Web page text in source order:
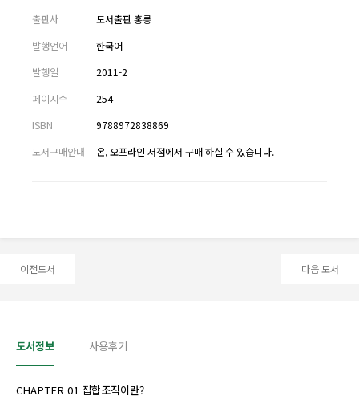
출판사
도서출판 홍릉
발행언어
한국어
발행일
2011-2
페이지수
254
ISBN
9788972838869
도서구매안내
온, 오프라인 서점에서 구매 하실 수 있습니다.
이전도서 다음 도서
도서정보 사용후기
CHAPTER 01 집합조직이란?